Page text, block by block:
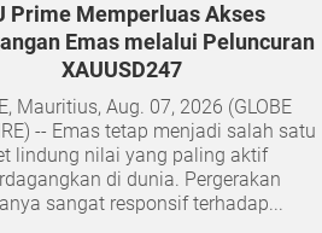
Prime Memperluas Akses
Emas melalui Peluncuran
XAUUSD247
Mauritius, Aug. 07, 2026 (GLOBE
-- Emas tetap menjadi salah satu
lindung nilai yang paling aktif
di dunia. Pergerakan
sangat responsif terhadap...